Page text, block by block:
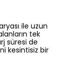
ile uzun
tek
süresi de
kesintisiz bir